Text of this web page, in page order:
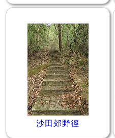
沙田郊野徑